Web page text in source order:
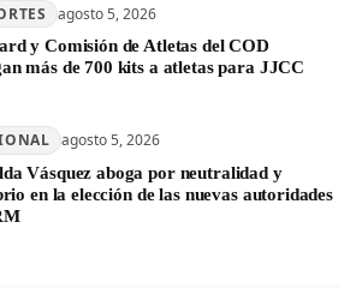
agosto 5, 2026
y Comisión de Atletas del COD
más de 700 kits a atletas para JJCC
agosto 5, 2026
Vásquez aboga por neutralidad y
en la elección de las nuevas autoridades